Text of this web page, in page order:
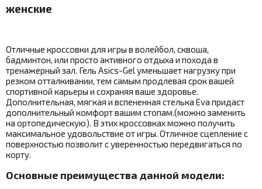
женские
Отличные кроссовки для игры в волейбол, сквоша,
бадминтон, или просто активного отдыха и похода в
тренажерный зал. Гель Asics-Gel уменьшает нагрузку при
резком отталкивании, тем самым продлевая срок вашей
спортивной карьеры и сохраняя ваше здоровье.
Дополнительная, мягкая и вспененная стелька Eva придаст
дополнительный комфорт вашим стопам.(можно заменить
на ортопедическую). В этих кроссовках можно получить
максимальное удовольствие от игры. Отличное сцепление с
поверхностью позволит с уверенностью передвигаться по
корту.
Основные преимущества данной модели: